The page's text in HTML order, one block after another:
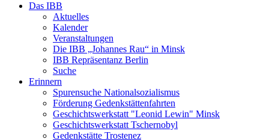
Das IBB
Aktuelles
Kalender
Veranstaltungen
Die IBB „Johannes Rau“ in Minsk
IBB Repräsentanz Berlin
Suche
Erinnern
Spurensuche Nationalsozialismus
Förderung Gedenkstättenfahrten
Geschichtswerkstatt "Leonid Lewin" Minsk
Geschichtswerkstatt Tschernobyl
Gedenkstätte Trostenez